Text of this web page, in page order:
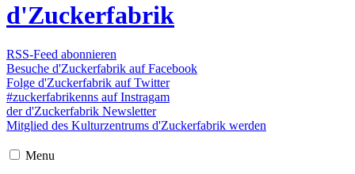
d'Zuckerfabrik
RSS-Feed abonnieren
Besuche d'Zuckerfabrik auf Facebook
Folge d'Zuckerfabrik auf Twitter
#zuckerfabrikenns auf Instragam
der d'Zuckerfabrik Newsletter
Mitglied des Kulturzentrums d'Zuckerfabrik werden
Menu